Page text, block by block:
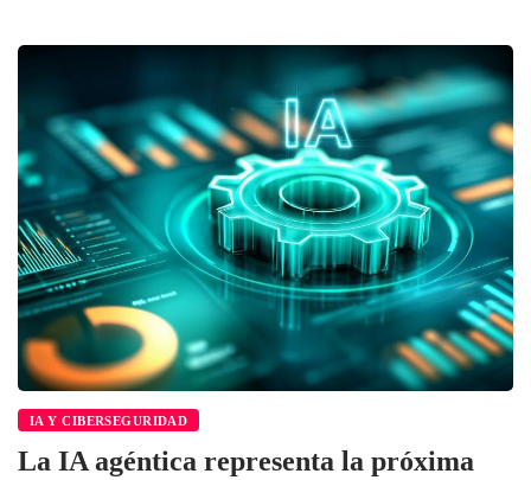
IA Y CIBERSEGURIDAD
La IA agéntica representa la próxima